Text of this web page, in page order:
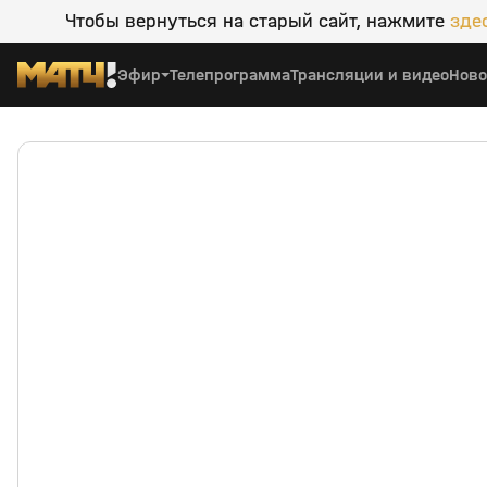
Чтобы вернуться на старый сайт, нажмите
Эфир ТелепрограммаТрансляции и видео